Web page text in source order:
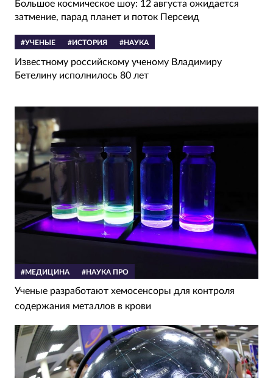
Большое космическое шоу: 12 августа ожидается
затмение, парад планет и поток Персеид
#УЧЕНЫЕ #ИСТОРИЯ #НАУКА
Известному российскому ученому Владимиру
Бетелину исполнилось 80 лет
#МЕДИЦИНА #НАУКА ПРО
Ученые разработают хемосенсоры для контроля
содержания металлов в крови